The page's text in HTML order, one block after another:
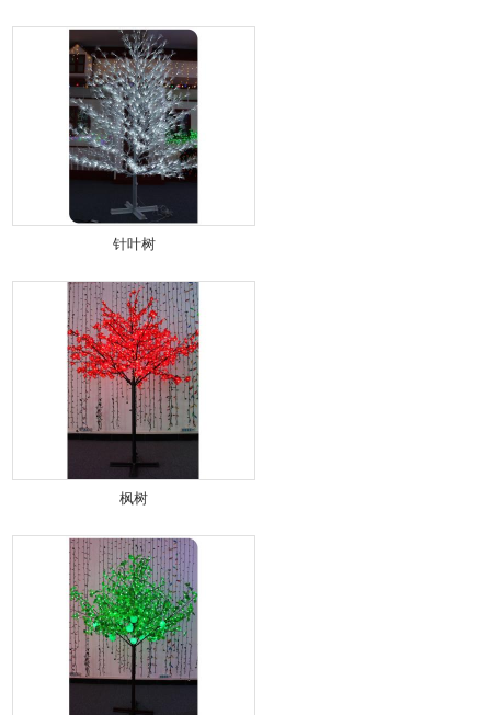
针叶树
枫树